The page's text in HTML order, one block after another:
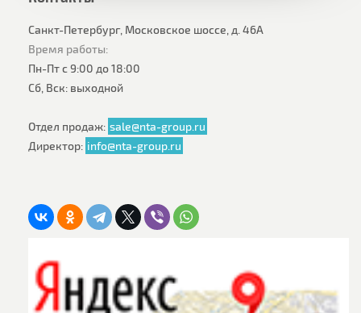
Санкт-Петербург, Московское шоссе, д. 46А
Время работы:
Пн-Пт с 9:00 до 18:00
Сб, Вск: выходной
Отдел продаж: sale@nta-group.ru
Директор: info@nta-group.ru